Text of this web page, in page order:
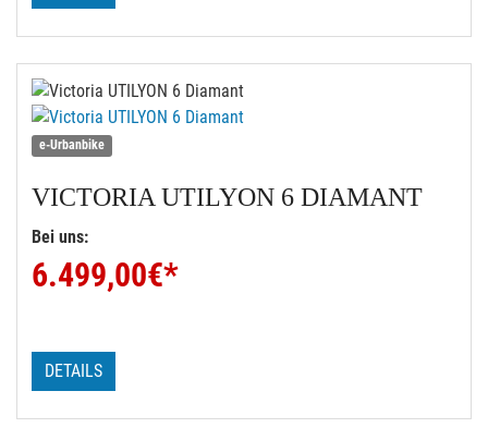
e-Urbanbike
VICTORIA UTILYON 6 DIAMANT
Bei uns:
6.499,00€*
DETAILS